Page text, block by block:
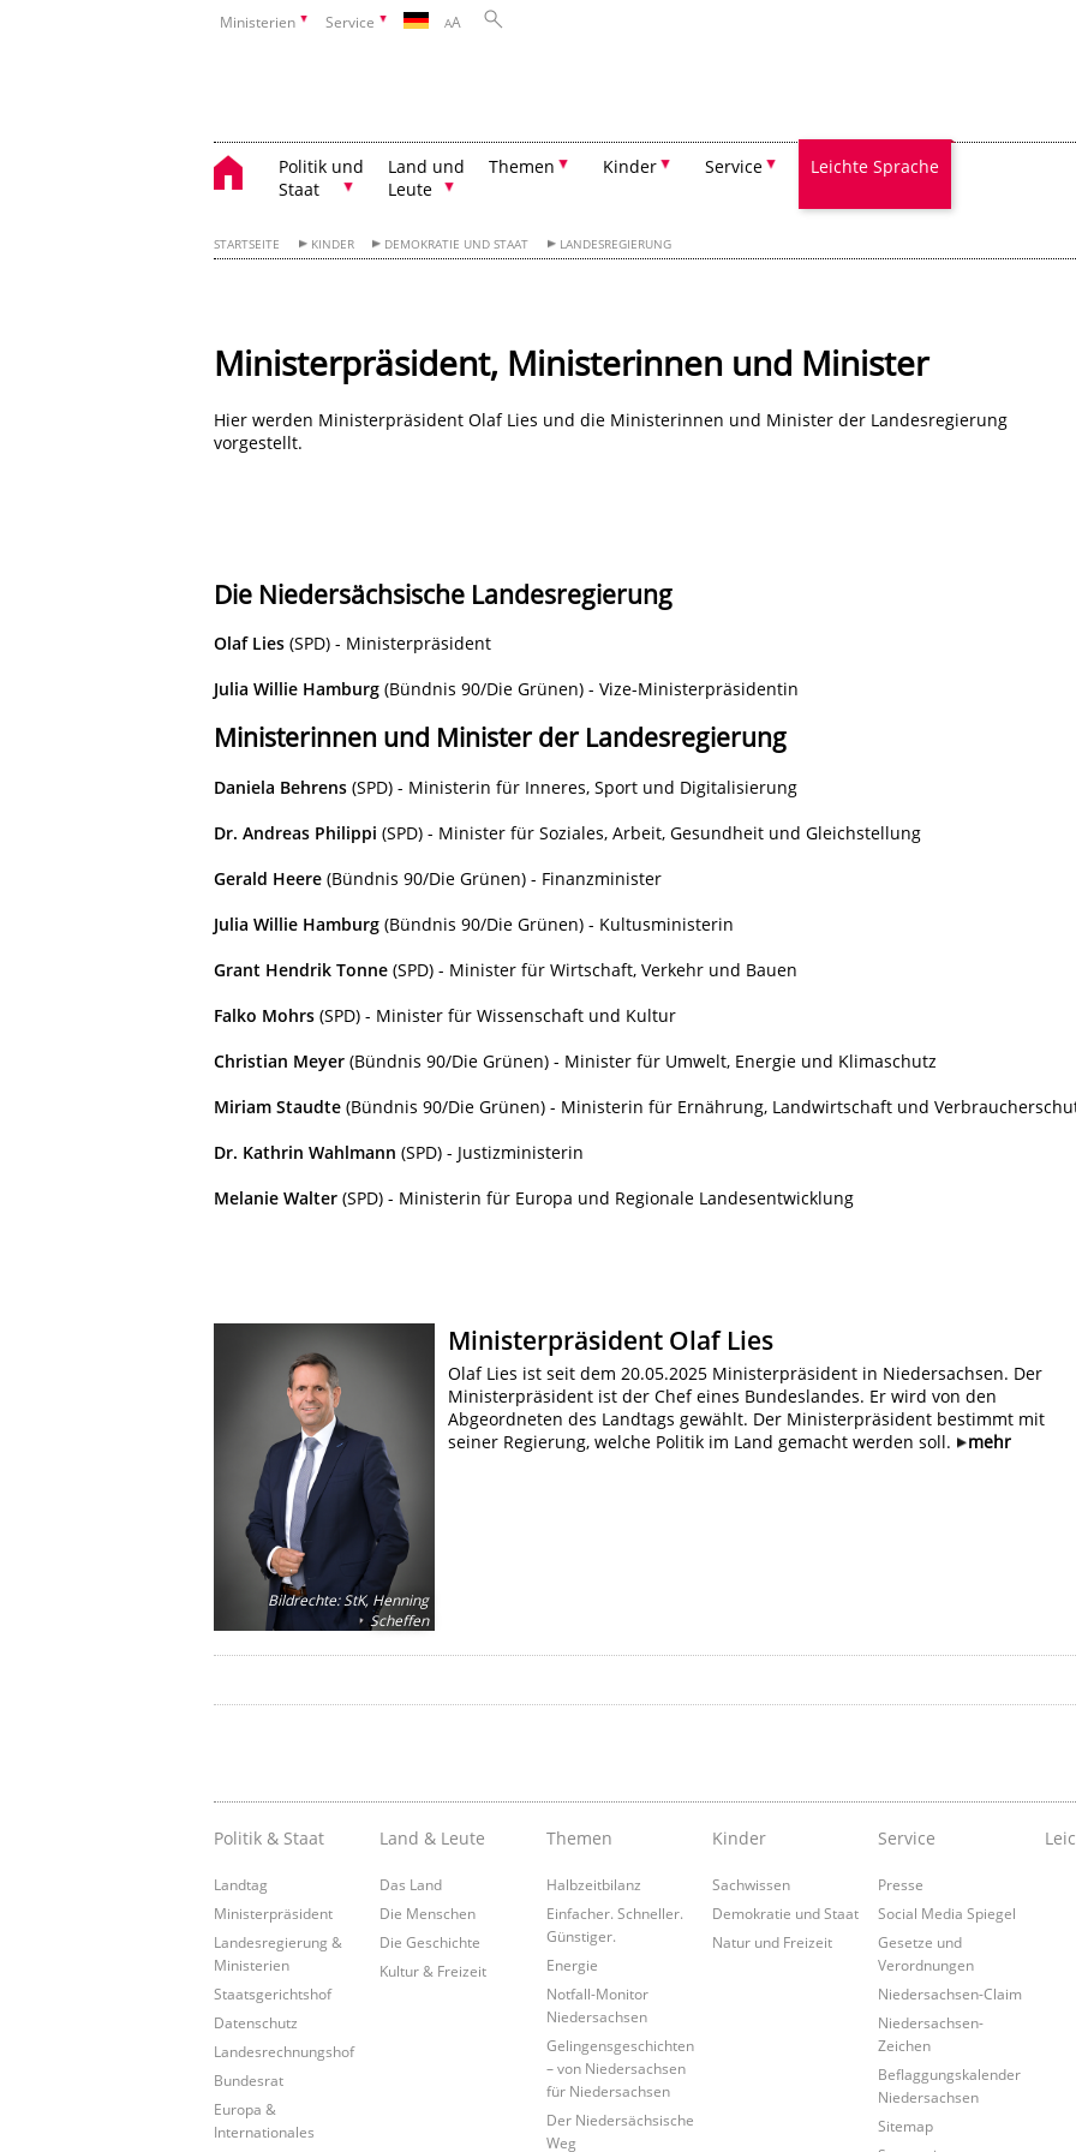
Ministerien Service AA
Politik und
Staat
Land und
Leute
Themen Kinder Service Leichte Sprache
STARTSEITE KINDER DEMOKRATIE UND STAAT LANDESREGIERUNG
Ministerpräsident, Ministerinnen und Minister
Hier werden Ministerpräsident Olaf Lies und die Ministerinnen und Minister der Landesregierung
vorgestellt.
Die Niedersächsische Landesregierung
Olaf Lies (SPD) - Ministerpräsident
Julia Willie Hamburg (Bündnis 90/Die Grünen) - Vize-Ministerpräsidentin
Ministerinnen und Minister der Landesregierung
Daniela Behrens (SPD) - Ministerin für Inneres, Sport und Digitalisierung
Dr. Andreas Philippi (SPD) - Minister für Soziales, Arbeit, Gesundheit und Gleichstellung
Gerald Heere (Bündnis 90/Die Grünen) - Finanzminister
Julia Willie Hamburg (Bündnis 90/Die Grünen) - Kultusministerin
Grant Hendrik Tonne (SPD) - Minister für Wirtschaft, Verkehr und Bauen
Falko Mohrs (SPD) - Minister für Wissenschaft und Kultur
Christian Meyer (Bündnis 90/Die Grünen) - Minister für Umwelt, Energie und Klimaschutz
Miriam Staudte (Bündnis 90/Die Grünen) - Ministerin für Ernährung, Landwirtschaft und
Dr. Kathrin Wahlmann (SPD) - Justizministerin
Melanie Walter (SPD) - Ministerin für Europa und Regionale Landesentwicklung
Bildrechte:StK, Henning
Scheffen
Ministerpräsident Olaf Lies
Olaf Lies ist seit dem 20.05.2025 Ministerpräsident in Niedersachsen. Der
Ministerpräsident ist der Chef eines Bundeslandes. Er wird von den
Abgeordneten des Landtags gewählt. Der Ministerpräsident bestimmt mit
seiner Regierung, welche Politik im Land gemacht werden soll.
mehr
Politik & Staat
Landtag
Ministerpräsident
Landesregierung &
Ministerien
Staatsgerichtshof
Datenschutz
Landesrechnungshof
Bundesrat
Europa &
Internationales
Land & Leute
Das Land
Die Menschen
Die Geschichte
Kultur & Freizeit
Themen
Halbzeitbilanz
Einfacher. Schneller.
Günstiger.
Energie
Notfall-Monitor
Niedersachsen
Gelingensgeschichten
– von Niedersachsen
für Niedersachsen
Der Niedersächsische
Weg
Kinder
Sachwissen
Demokratie und Staat
Natur und Freizeit
Service
Presse
Social Media Spiegel
Gesetze und
Verordnungen
Niedersachsen-Claim
Niedersachsen-
Zeichen
Beflaggungskalender
Niedersachsen
Sitemap